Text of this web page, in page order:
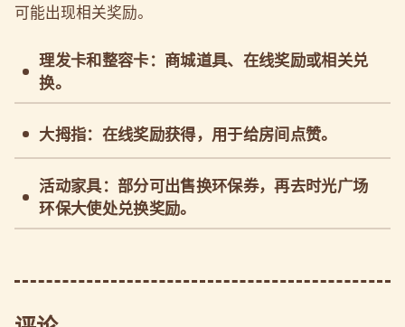
可能出现相关奖励。
理发卡和整容卡：商城道具、在线奖励或相关兑
换。
大拇指：在线奖励获得，用于给房间点赞。
活动家具：部分可出售换环保券，再去时光广场
环保大使处兑换奖励。